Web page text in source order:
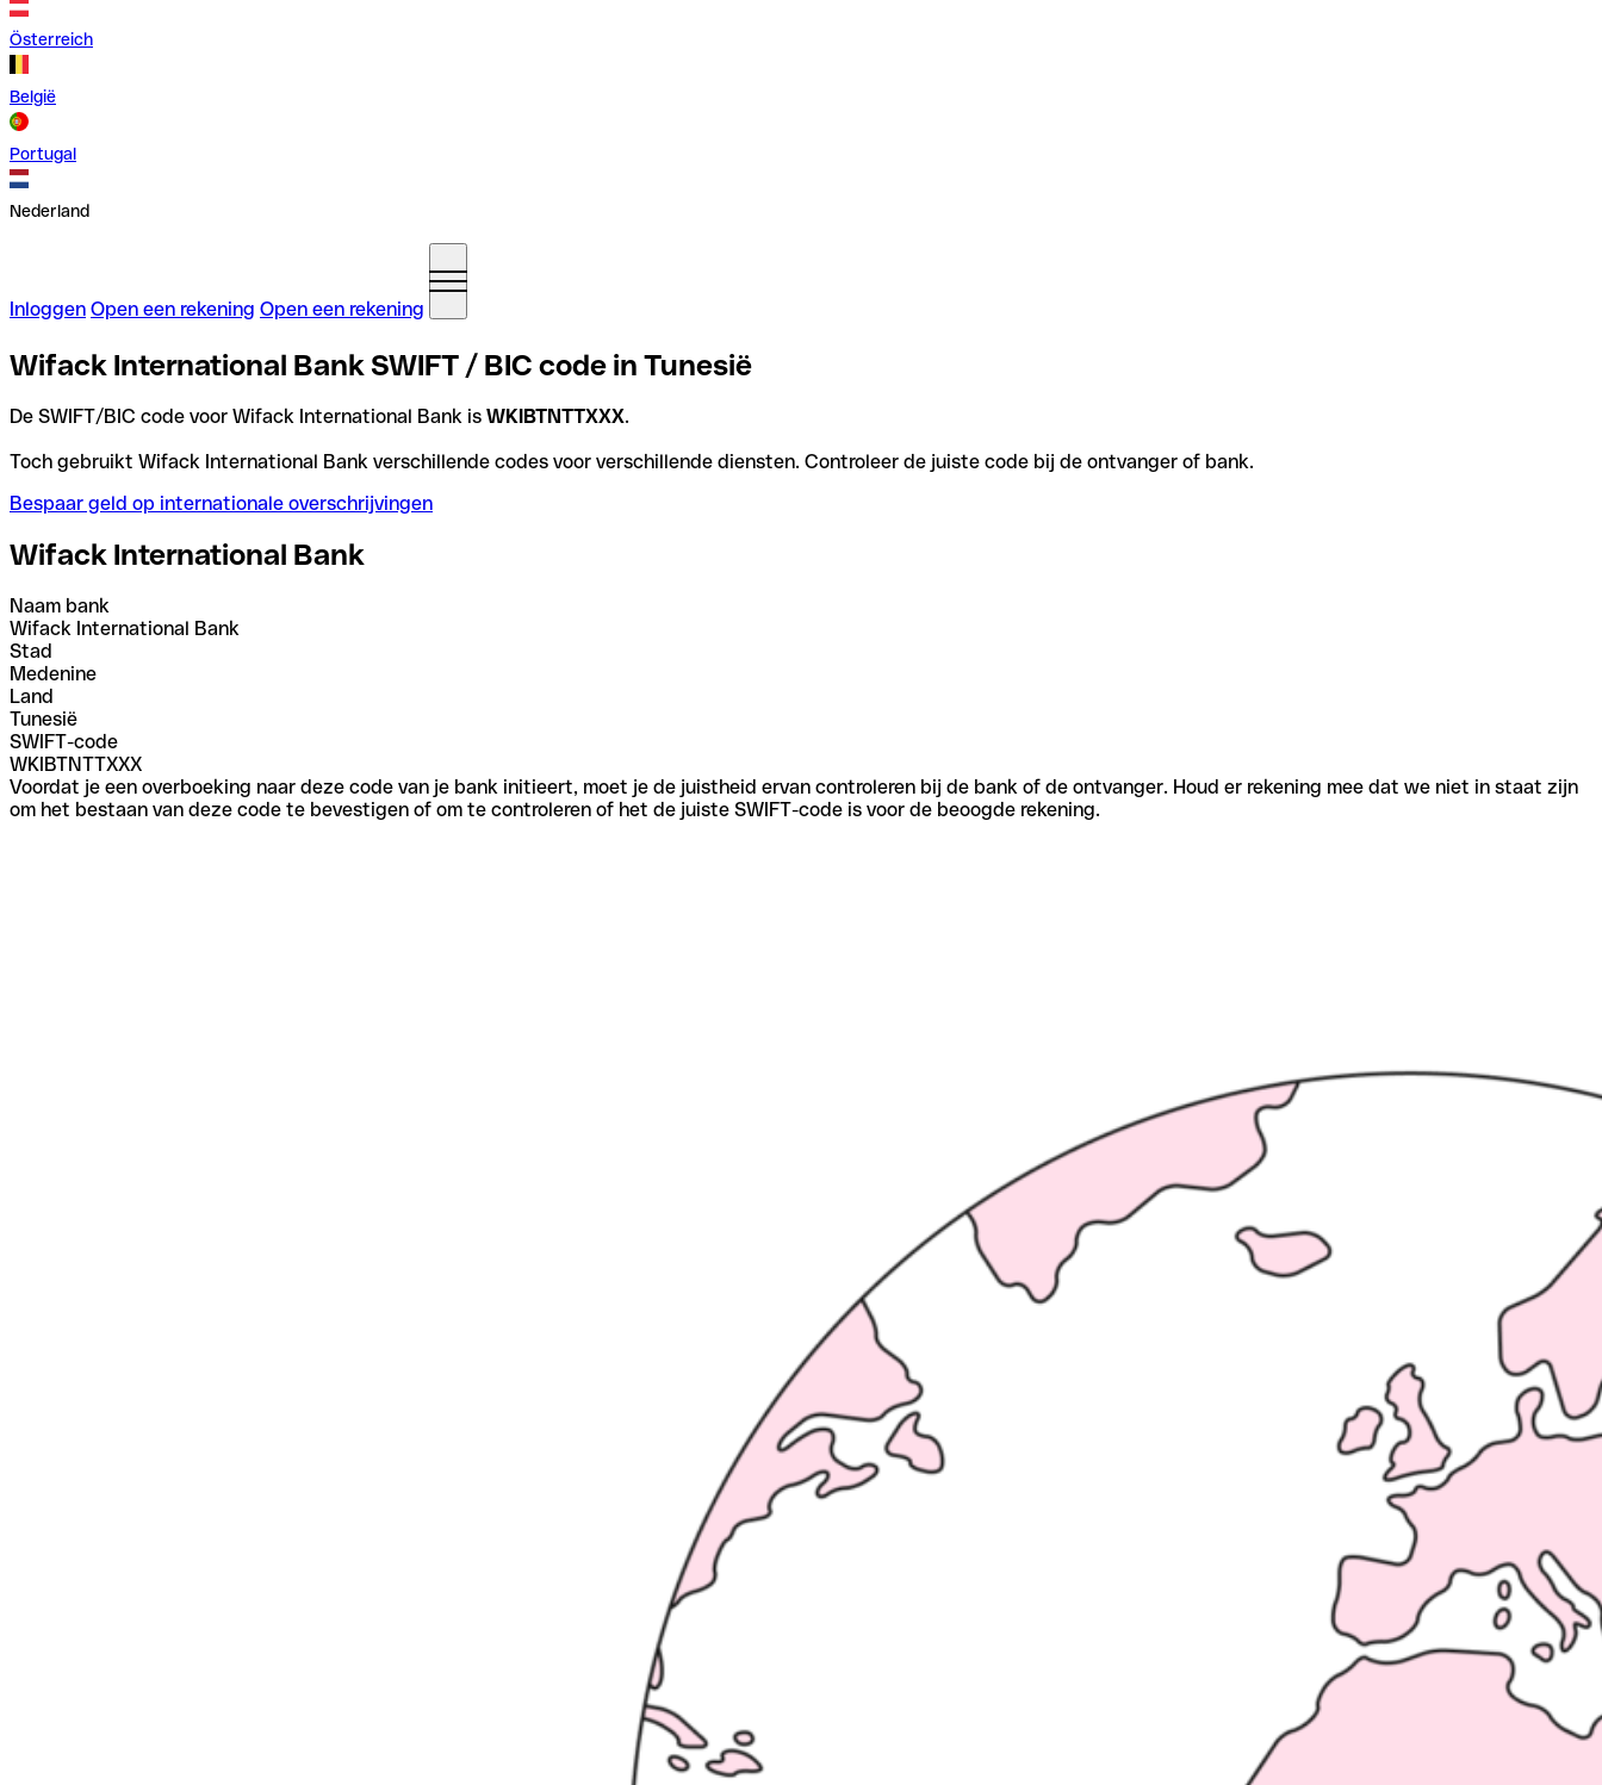
Österreich
België
Portugal
Nederland
Inloggen Open een rekening Open een rekening
Wifack International Bank SWIFT / BIC code in Tunesië
De SWIFT/BIC code voor Wifack International Bank is WKIBTNTTXXX.
Toch gebruikt Wifack International Bank verschillende codes voor verschillende diensten. Controleer de juiste code bij de ontvanger of bank.
Bespaar geld op internationale overschrijvingen
Wifack International Bank
Naam bank
Wifack International Bank
Stad
Medenine
Land
Tunesië
SWIFT-code
WKIBTNTTXXX
Voordat je een overboeking naar deze code van je bank initieert, moet je de juistheid ervan controleren bij de bank of de ontvanger. Houd er rekening mee dat we niet in staat zijn
om het bestaan van deze code te bevestigen of om te controleren of het de juiste SWIFT-code is voor de beoogde rekening.